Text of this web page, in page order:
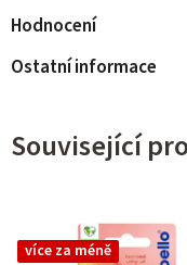
Hodnocení
Ostatní informace
Související
více za méně